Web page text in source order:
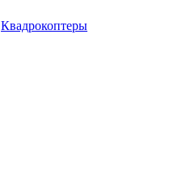
Квадрокоптеры